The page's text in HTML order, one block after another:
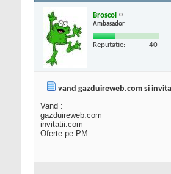
Broscoi
Ambasador
Reputatie: 40
vand gazduireweb.com si
Vand :
gazduireweb.com
invitatii.com
Oferte pe PM .